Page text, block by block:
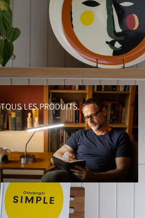
TOUS LES PRODUITS